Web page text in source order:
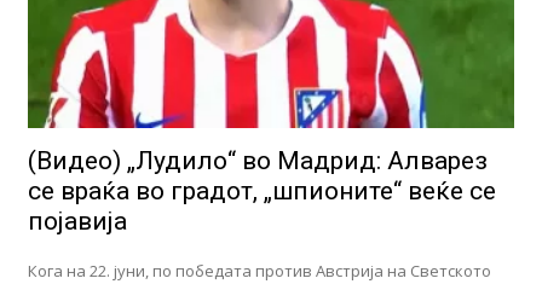
(Видео) „Лудило“ во Мадрид: Алварез
се враќа во градот, „шпионите“ веќе се
појавија
Кога на 22. јуни, по победата против Австрија на Светското